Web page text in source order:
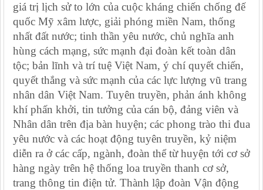
giá trị lịch sử to lớn của cuộc kháng chiến chống đế
quốc Mỹ xâm lược, giải phóng miền Nam, thống
nhất đất nước; tinh thần yêu nước, chủ nghĩa anh
hùng cách mạng, sức mạnh đại đoàn kết toàn dân
tộc; bản lĩnh và trí tuệ Việt Nam, ý chí quyết chiến,
quyết thắng và sức mạnh của các lực lượng vũ trang
nhân dân Việt Nam. Tuyên truyền, phản ánh không
khí phấn khởi, tin tưởng của cán bộ, đảng viên và
Nhân dân trên địa bàn huyện; các phong trào thi đua
yêu nước và các hoạt động tuyên truyền, kỷ niệm
diễn ra ở các cấp, ngành, đoàn thể từ huyện tới cơ sở
hàng ngày trên hệ thống loa truyền thanh cơ sở,
trang thông tin điện tử. Thành lập đoàn Vận động